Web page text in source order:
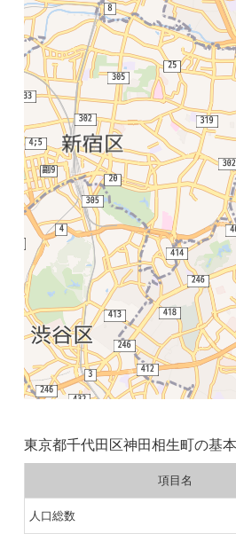
東京都千代田区神田相生町の基
項目名
人口総数